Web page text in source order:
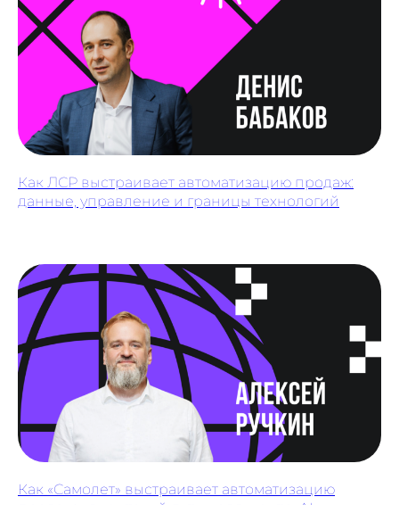
Как ЛСР выстраивает автоматизацию продаж:
данные, управление и границы технологий
Как «Самолет» выстраивает автоматизацию
© ООО «Цифровые медиаресурсы»,
г. Екатеринбург, ул. Малышева, стр. 53
главный эксперт проекта